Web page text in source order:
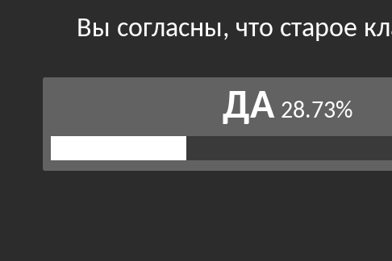
Вы согласны, что старое
ДА 28.73%